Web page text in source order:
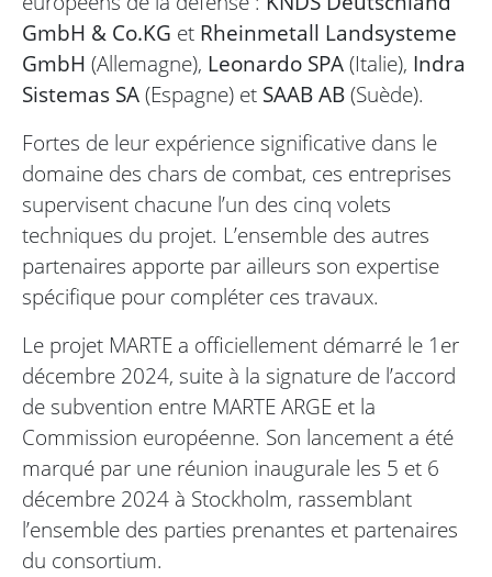
GmbH & Co.KG et Rheinmetall Landsysteme
GmbH (Allemagne), Leonardo SPA(Italie), Indra
Sistemas SA(Espagne) et SAAB AB(Suède).
Fortes de leur expérience significative dans le
domaine des chars de combat, ces entreprises
supervisent chacune l’un des cinq volets
techniques du projet. L’ensemble des autres
partenaires apporte par ailleurs son expertise
spécifique pour compléter ces travaux.
Le projet MARTE a officiellement démarré le 1er
décembre 2024, suite à la signature de l’accord
de subvention entre MARTE ARGE et la
Commission européenne. Son lancement a été
marqué par une réunion inaugurale les 5 et 6
décembre 2024 à Stockholm, rassemblant
l’ensemble des parties prenantes et partenaires
du consortium.